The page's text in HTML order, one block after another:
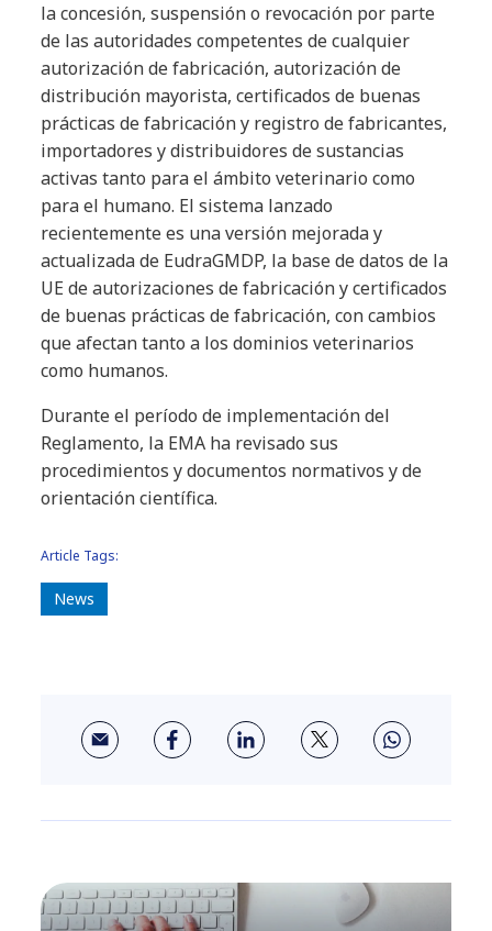
la concesión, suspensión o revocación por parte
de las autoridades competentes de cualquier
autorización de fabricación, autorización de
distribución mayorista, certificados de buenas
prácticas de fabricación y registro de fabricantes,
importadores y distribuidores de sustancias
activas tanto para el ámbito veterinario como
para el humano. El sistema lanzado
recientemente es una versión mejorada y
actualizada de EudraGMDP, la base de datos de la
UE de autorizaciones de fabricación y certificados
de buenas prácticas de fabricación, con cambios
que afectan tanto a los dominios veterinarios
como humanos.
Durante el período de implementación del
Reglamento, la EMA ha revisado sus
procedimientos y documentos normativos y de
orientación científica.
Article Tags:
News